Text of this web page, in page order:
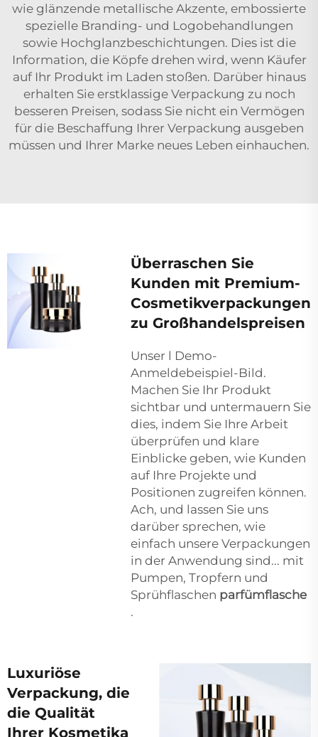
wie glänzende metallische Akzente, embossierte
spezielle Branding- und Logobehandlungen
sowie Hochglanzbeschichtungen. Dies ist die
Information, die Köpfe drehen wird, wenn Käufer
auf Ihr Produkt im Laden stoßen. Darüber hinaus
erhalten Sie erstklassige Verpackung zu noch
besseren Preisen, sodass Sie nicht ein Vermögen
für die Beschaffung Ihrer Verpackung ausgeben
müssen und Ihrer Marke neues Leben einhauchen.
Überraschen Sie
Kunden mit Premium-
Cosmetikverpackungen
zu Großhandelspreisen
Unser l Demo-
Anmeldebeispiel-Bild.
Machen Sie Ihr Produkt
sichtbar und untermauern Sie
dies, indem Sie Ihre Arbeit
überprüfen und klare
Einblicke geben, wie Kunden
auf Ihre Projekte und
Positionen zugreifen können.
Ach, und lassen Sie uns
darüber sprechen, wie
einfach unsere Verpackungen
in der Anwendung sind... mit
Pumpen, Tropfern und
Sprühflaschen parfümflasche
.
Luxuriöse
Verpackung, die
die Qualität
Ihrer Kosmetika